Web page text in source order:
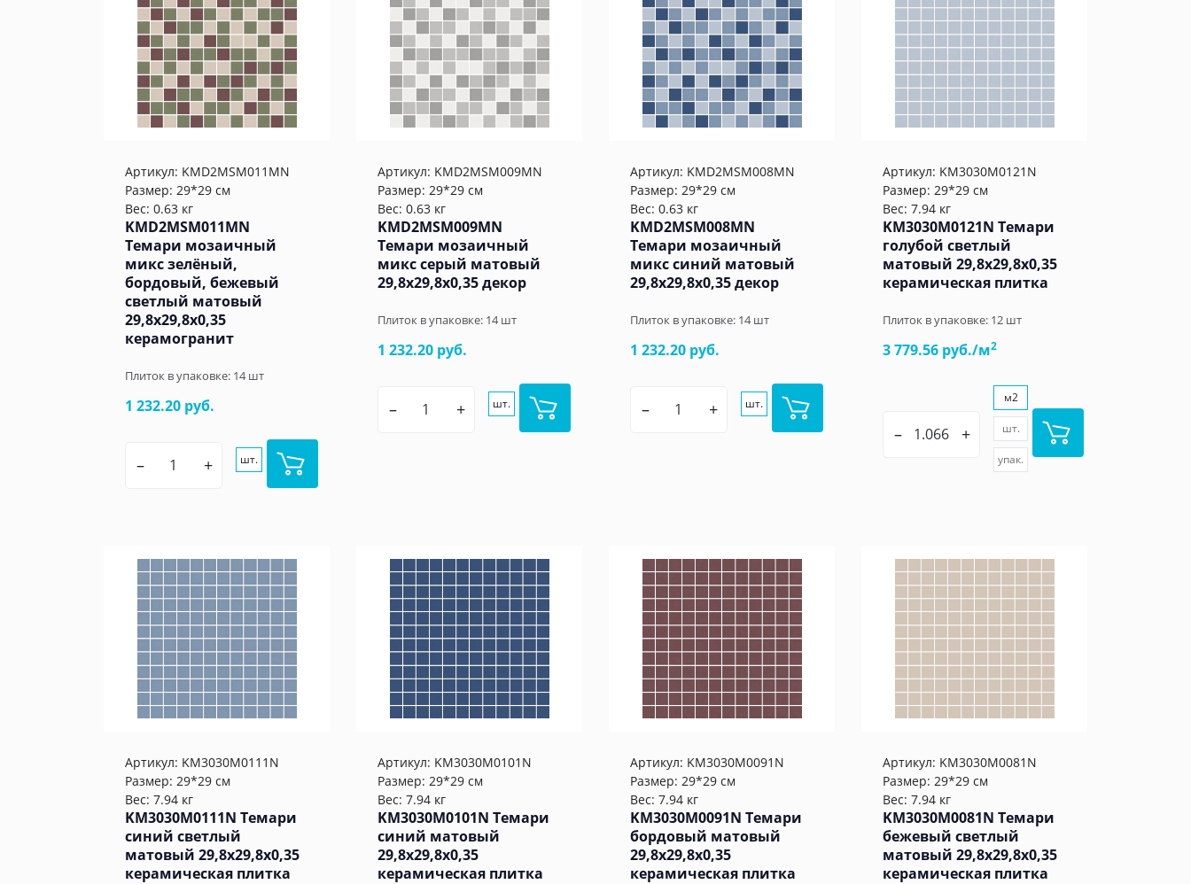
Артикул: KMD2MSM011MN
Размер: 29*29 см
Вес: 0.63 кг
KMD2MSM011MN
Темари мозаичный
микс зелёный,
бордовый, бежевый
светлый матовый
29,8x29,8x0,35
керамогранит
Плиток в упаковке: 14шт
1 232.20 руб.
– + шт.
Артикул: KMD2MSM009MN
Размер: 29*29 см
Вес: 0.63 кг
KMD2MSM009MN
Темари мозаичный
микс серый матовый
29,8x29,8x0,35 декор
Плиток в упаковке: 14шт
1 232.20 руб.
– + шт.
Артикул: KMD2MSM008MN
Размер: 29*29 см
Вес: 0.63 кг
KMD2MSM008MN
Темари мозаичный
микс синий матовый
29,8x29,8x0,35 декор
Плиток в упаковке: 14шт
1 232.20 руб.
– + шт.
Артикул: KM3030M0121N
Размер: 29*29 см
Вес: 7.94 кг
KM3030M0121N Темари
голубой светлый
матовый 29,8x29,8x0,35
керамическая плитка
Плиток в упаковке: 12 шт
3 779.56 руб./м2
– +
м2
шт.
упак.
Артикул: KM3030M0111N
Размер: 29*29 см
Вес: 7.94 кг
KM3030M0111N Темари
синий светлый
матовый 29,8x29,8x0,35
керамическая плитка
Артикул: KM3030M0101N
Размер: 29*29 см
Вес: 7.94 кг
KM3030M0101N Темари
синий матовый
29,8x29,8x0,35
керамическая плитка
Артикул: KM3030M0091N
Размер: 29*29 см
Вес: 7.94 кг
KM3030M0091N Темари
бордовый матовый
29,8x29,8x0,35
керамическая плитка
Артикул: KM3030M0081N
Размер: 29*29 см
Вес: 7.94 кг
KM3030M0081N Темари
бежевый светлый
матовый 29,8x29,8x0,35
керамическая плитка